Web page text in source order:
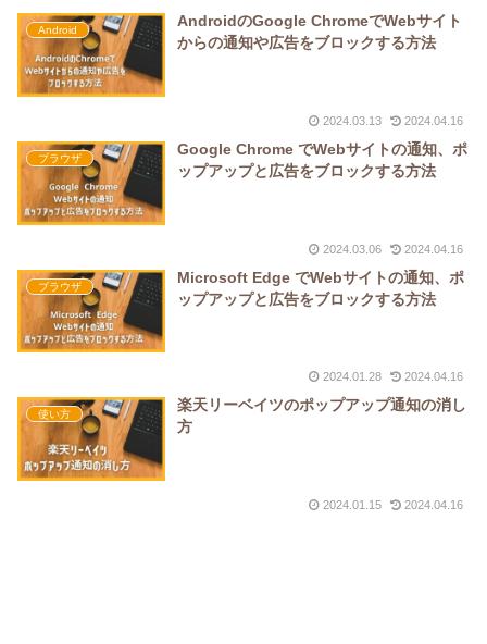
Android
AndroidのGoogle ChromeでWebサイト
からの通知や広告をブロックする方法
2024.03.13 2024.04.16
ブラウザ
Google Chrome でWebサイトの通知、ポ
ップアップと広告をブロックする方法
2024.03.06 2024.04.16
ブラウザ
Microsoft Edge でWebサイトの通知、ポ
ップアップと広告をブロックする方法
2024.01.28 2024.04.16
使い方
楽天リーベイツのポップアップ通知の消し
方
2024.01.15 2024.04.16